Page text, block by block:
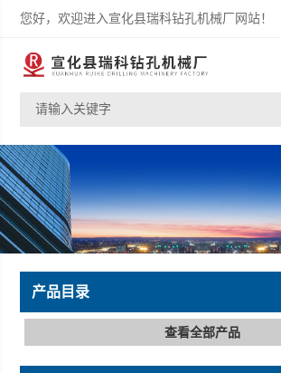
您好，欢迎进入宣化县瑞科钻孔机械厂网站！
产品目录
查看全部产品